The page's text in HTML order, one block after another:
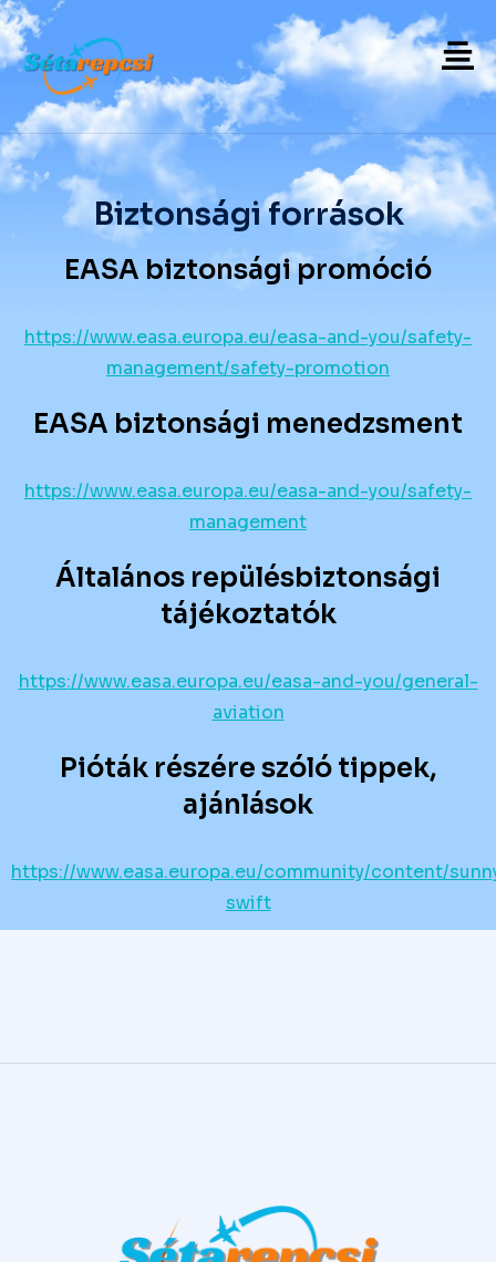
Biztonsági források
EASA biztonsági promóció
https://www.easa.europa.eu/easa-and-you/safety-
management/safety-promotion
EASA biztonsági menedzsment
https://www.easa.europa.eu/easa-and-you/safety-
management
Általános repülésbiztonsági
tájékoztatók
https://www.easa.europa.eu/easa-and-you/general-
aviation
Pióták részére szóló tippek,
ajánlások
https://www.easa.europa.eu/community/content/
swift